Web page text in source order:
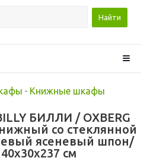
Найти
- Книжные шкафы
БИЛЛИ / OXBERG
со стеклянной
ясеневый шпон/
см